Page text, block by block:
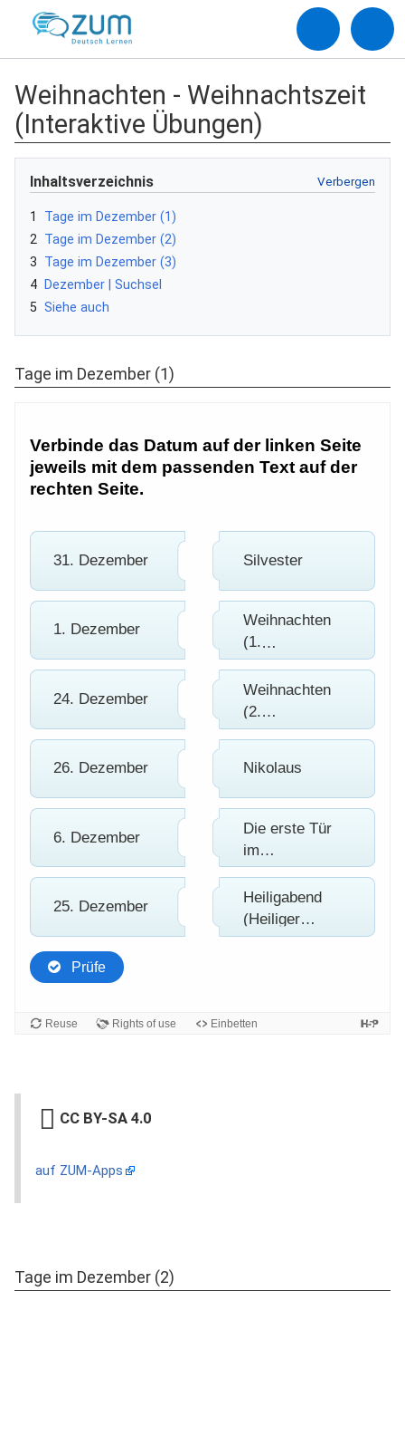
Weihnachten - Weihnachtszeit
(Interaktive Übungen)
Inhaltsverzeichnis
1
Tage im Dezember (1)
2
Tage im Dezember (2)
3
Tage im Dezember (3)
4
Dezember | Suchsel
5 Siehe auch
Tage im Dezember (1)
CC BY-SA 4.0
auf ZUM-Apps
Tage im Dezember (2)